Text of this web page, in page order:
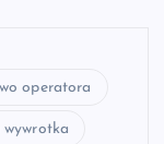
operatora
wywrotka